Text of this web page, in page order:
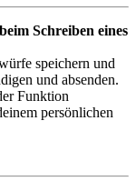
Schreiben eines
speichern und
und absenden.
Funktion
persönlichen